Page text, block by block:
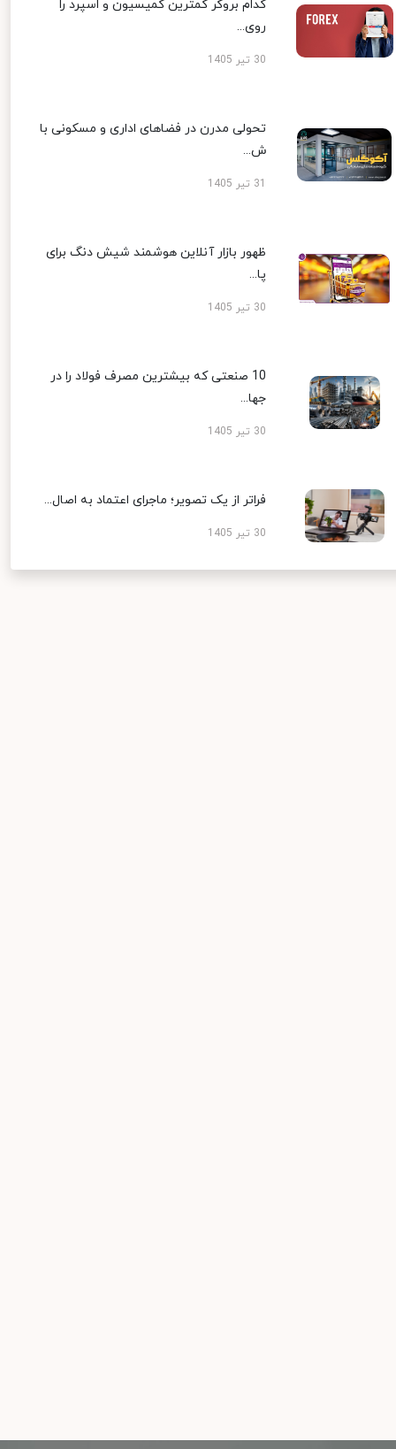
کدام بروکر کمترین کمیسیون و اسپرد را
روی...
30 تیر 1405
تحولی مدرن در فضاهای اداری و مسکونی با
ش...
ظهور بازار آنلاین هوشمند شیش دنگ برای
پا...
30 تیر 1405
10 صنعتی که بیشترین مصرف فولاد را در
جها...
30 تیر 1405
فراتر از یک تصویر؛ ماجرای اعتماد به اصال...
30 تیر 1405